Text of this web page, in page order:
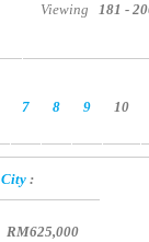
Viewing 181 -
7 8 9 10
City :
RM625,000